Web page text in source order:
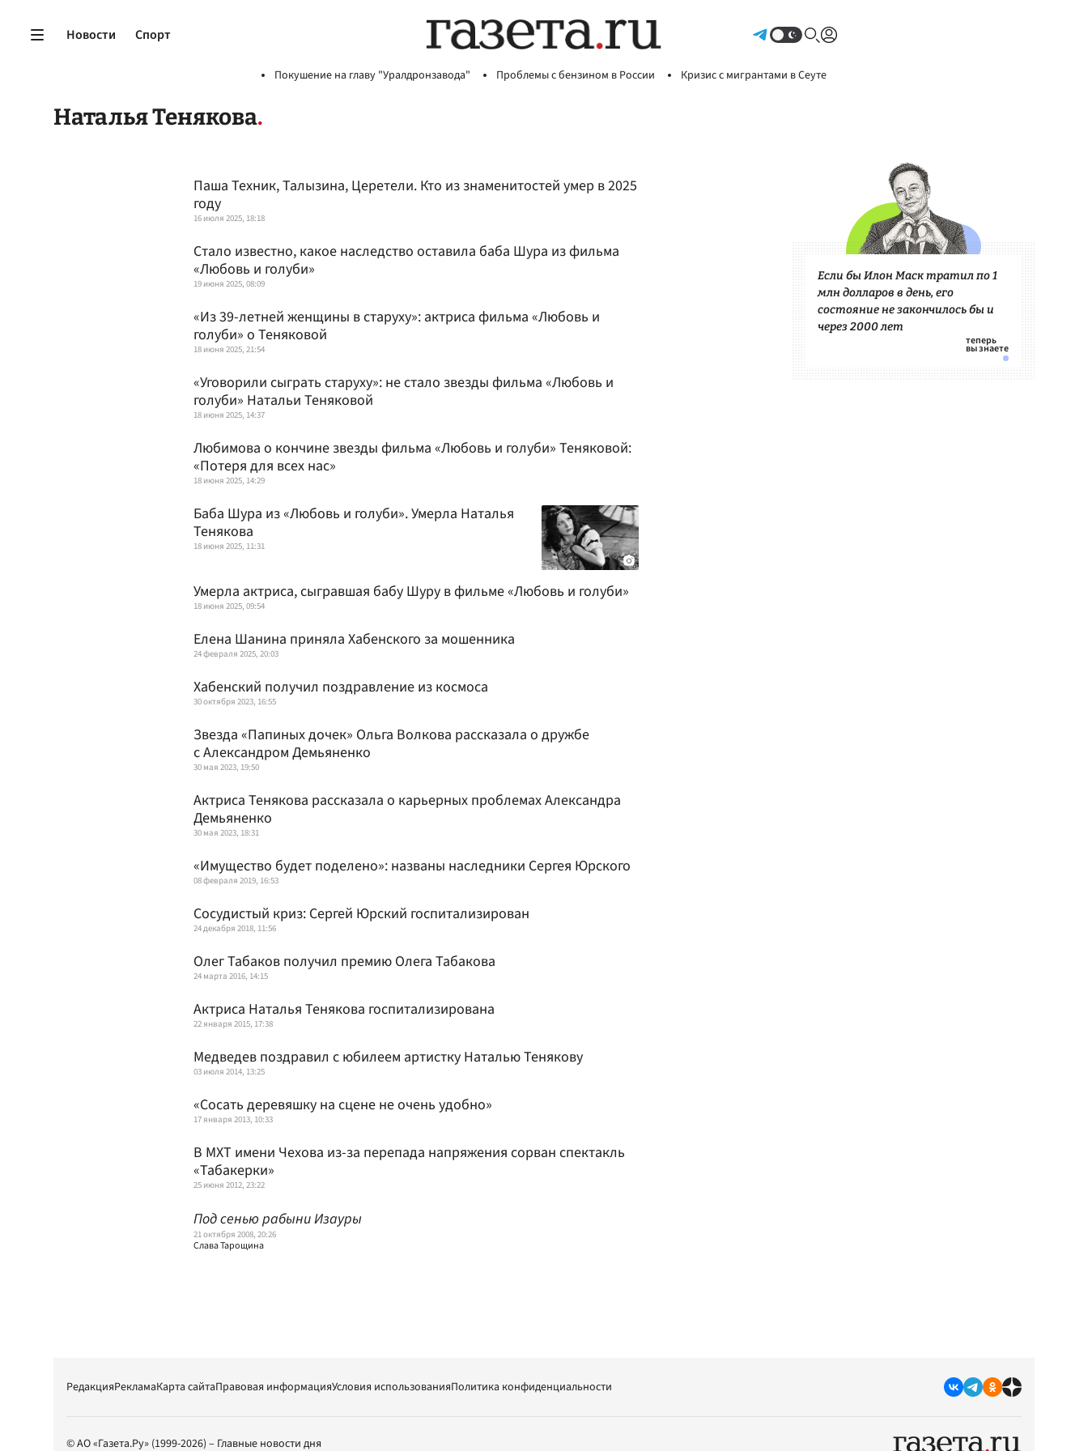
Новости Спорт
Покушение на главу "Уралдронзавода" Проблемы с бензином в России Кризис с мигрантами в Сеуте
Наталья Тенякова
Паша Техник, Талызина, Церетели. Кто из знаменитостей умер в 2025
году
16 июля 2025, 18:18
Стало известно, какое наследство оставила баба Шура из фильма
«Любовь и голуби»
19 июня 2025, 08:09
«Из 39-летней женщины в старуху»: актриса фильма «Любовь и
голуби» о Теняковой
18 июня 2025, 21:54
«Уговорили сыграть старуху»: не стало звезды фильма «Любовь и
голуби» Натальи Теняковой
18 июня 2025, 14:37
Любимова о кончине звезды фильма «Любовь и голуби» Теняковой:
«Потеря для всех нас»
18 июня 2025, 14:29
Баба Шура из «Любовь и голуби». Умерла Наталья
Тенякова
18 июня 2025, 11:31
Умерла актриса, сыгравшая бабу Шуру в фильме «Любовь и голуби»
18 июня 2025, 09:54
Елена Шанина приняла Хабенского за мошенника
24 февраля 2025, 20:03
Хабенский получил поздравление из космоса
30 октября 2023, 16:55
Звезда «Папиных дочек» Ольга Волкова рассказала о дружбе
с Александром Демьяненко
30 мая 2023, 19:50
Актриса Тенякова рассказала о карьерных проблемах Александра
Демьяненко
30 мая 2023, 18:31
«Имущество будет поделено»: названы наследники Сергея Юрского
08 февраля 2019, 16:53
Сосудистый криз: Сергей Юрский госпитализирован
24 декабря 2018, 11:56
Олег Табаков получил премию Олега Табакова
24 марта 2016, 14:15
Актриса Наталья Тенякова госпитализирована
22 января 2015, 17:38
Медведев поздравил с юбилеем артистку Наталью Тенякову
03 июля 2014, 13:25
«Сосать деревяшку на сцене не очень удобно»
17 января 2013, 10:33
В МХТ имени Чехова из-за перепада напряжения сорван спектакль
«Табакерки»
25 июня 2012, 23:22
Под сенью рабыни Изауры
21 октября 2008, 20:26
Слава Тарощина
Если бы Илон Маск тратил по 1
млн долларов в день, его
состояние не закончилось бы и
через 2000 лет
РедакцияРекламаКарта сайтаПравовая информацияУсловия использованияПолитика конфиденциальности
© АО «Газета.Ру» (1999-2026) – Главные новости дня